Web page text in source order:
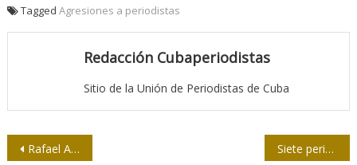
Tagged Agresiones a periodistas
Redacción Cubaperiodistas
Sitio de la Unión de Periodistas de Cuba
Navegación
Rafael Acosta con Céspedes, “por aquel paraje de la sierra oriental…” Siete periodistas han muerto en la Franja de Gaza